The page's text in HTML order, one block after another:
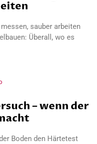
sauber arbeiten
Überall, wo es
– wenn der
Boden den Härtetest